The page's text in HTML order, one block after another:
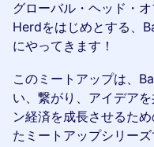
グローバル・ヘッド・
Herdをはじめとする、
にやってきます！
このミートアップは、
い、繋がり、アイデア
ン経済を成長させるた
たミートアップシリーズ